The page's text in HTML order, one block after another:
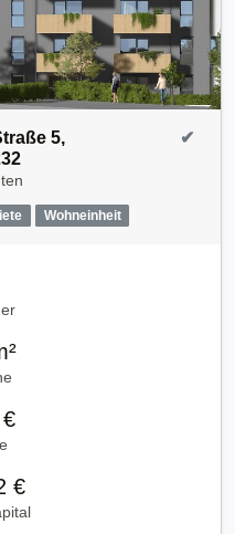
5,
Wohneinheit
✔
€